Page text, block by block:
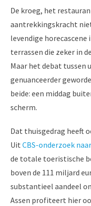
De kroeg, het
aantrekkingskracht
levendige
terrassen die zeker in
Maar het debat tussen
genuanceerder
beide: een middag
scherm.
Dat thuisgedrag heeft
Uit CBS-onderzoek
de totale toeristische
boven de 111 miljard
substantieel aandeel
Assen profiteert hier